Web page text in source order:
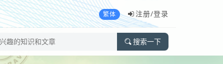
繁体 注册/登录
搜索一下